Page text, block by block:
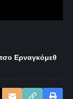
Ερναγκόμεθ